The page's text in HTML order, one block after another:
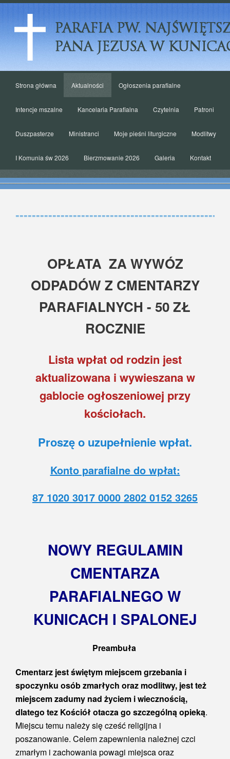
Strona główna Aktualności Ogłoszenia parafialne
Intencje mszalne Kancelaria Parafialna Czytelnia Patroni
Duszpasterze Ministranci Moje pieśni liturgiczne Modlitwy
I Komunia św 2026 Bierzmowanie 2026 Galeria Kontakt
OPŁATA ZA WYWÓZ
ODPADÓW Z CMENTARZY
PARAFIALNYCH - 50 ZŁ
ROCZNIE
Lista wpłat od rodzin jest
aktualizowana i wywieszana w
gablocie ogłoszeniowej przy
kościołach.
Proszę o uzupełnienie wpłat.
Konto parafialne do wpłat:
87 1020 3017 0000 2802 0152 3265
NOWY REGULAMIN
CMENTARZA
PARAFIALNEGO W
KUNICACH I SPALONEJ
Preambuła
Cmentarz jest świętym miejscem grzebania i
spoczynku osób zmarłych oraz modlitwy, jest też
miejscem zadumy nad życiem i wiecznością,
dlatego tez Kościół otacza go szczególną opieką.
Miejscu temu należy się cześć religijna i
poszanowanie. Celem zapewnienia należnej czci
zmarłym i zachowania powagi miejsca oraz